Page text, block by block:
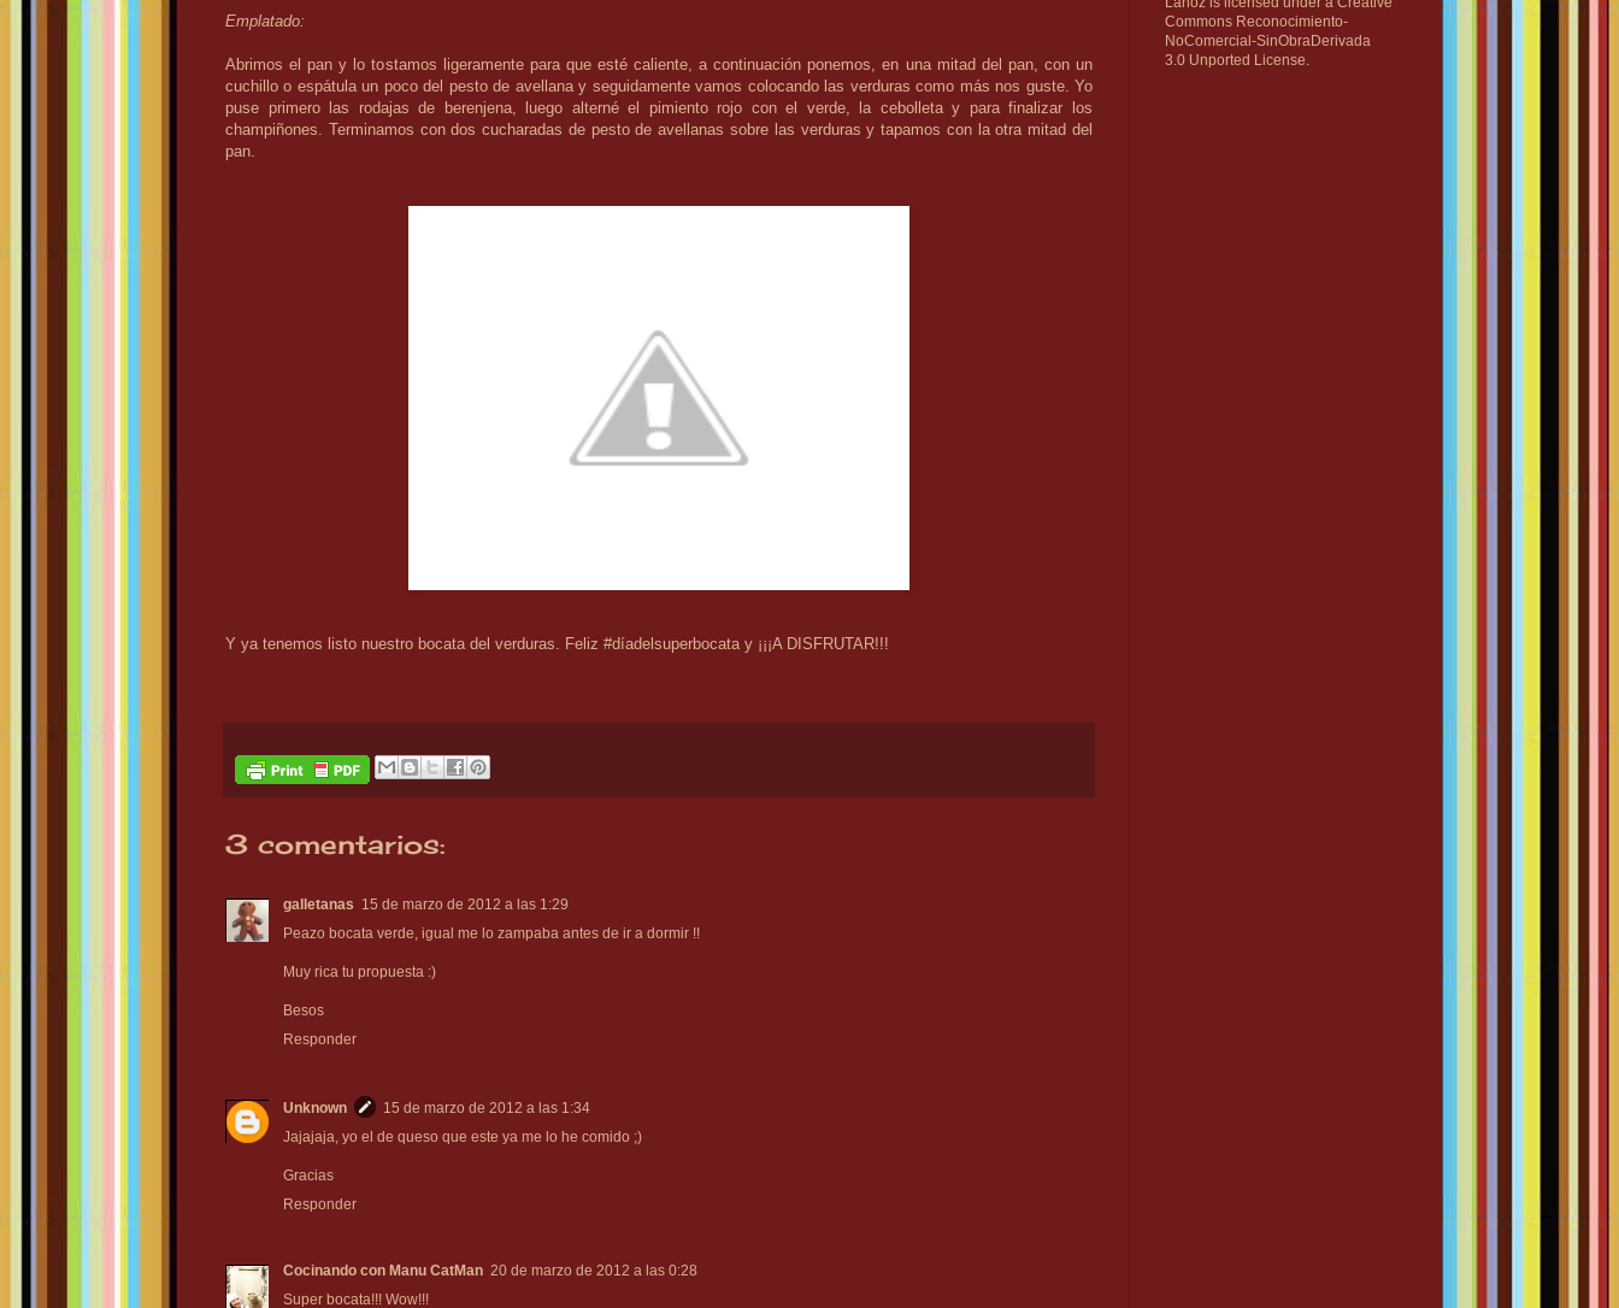
Emplatado:
Abrimos el pan y lo tostamos ligeramente para que esté caliente, a continuación ponemos, en una mitad del pan, con un
cuchillo o espátula un poco del pesto de avellana y seguidamente vamos colocando las verduras como más nos guste. Yo
puse primero las rodajas de berenjena, luego alterné el pimiento rojo con el verde, la cebolleta y para finalizar los
champiñones. Terminamos con dos cucharadas de pesto de avellanas sobre las verduras y tapamos con la otra mitad del
pan.
Y ya tenemos listo nuestro bocata del verduras. Feliz #díadelsuperbocata y ¡¡¡A DISFRUTAR!!!
3 comentarios:
galletanas 15 de marzo de 2012 a las 1:29
Peazo bocata verde, igual me lo zampaba antes de ir a dormir !!
Muy rica tu propuesta :)
Besos
Responder
Unknown
15 de marzo de 2012 a las 1:34
Jajajaja, yo el de queso que este ya me lo he comido ;)
Gracias
Responder
Cocinando con Manu CatMan 20 de marzo de 2012 a las 0:28
Super bocata!!! Wow!!!
Commons Reconocimiento-
NoComercial-SinObraDerivada
3.0 Unported License